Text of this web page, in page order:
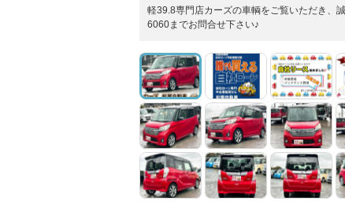
軽39.8専門店カーズの車輌をご覧いただき、
6060までお問合せ下さい♪